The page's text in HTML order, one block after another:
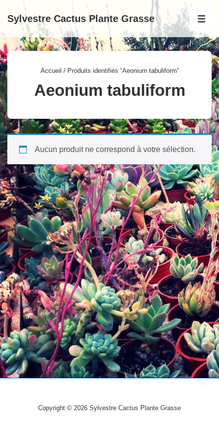
passer
au
contenu
principal
Sylvestre Cactus Plante Grasse
Accueil / Produits identifiés “Aeonium tabuliform”
Aeonium tabuliform
Aucun produit ne correspond à votre sélection.
Copyright © 2026 Sylvestre Cactus Plante Grasse